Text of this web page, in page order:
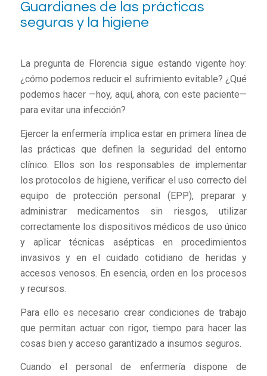
Guardianes de las prácticas
seguras y la higiene
La pregunta de Florencia sigue estando vigente hoy:
¿cómo podemos reducir el sufrimiento evitable? ¿Qué
podemos hacer —hoy, aquí, ahora, con este paciente—
para evitar una infección?
Ejercer la enfermería implica estar en primera línea de
las prácticas que definen la seguridad del entorno
clínico. Ellos son los responsables de implementar
los protocolos de higiene, verificar el uso correcto del
equipo de protección personal (EPP), preparar y
administrar medicamentos sin riesgos, utilizar
correctamente los dispositivos médicos de uso único
y aplicar técnicas asépticas en procedimientos
invasivos y en el cuidado cotidiano de heridas y
accesos venosos. En esencia, orden en los procesos
y recursos.
Para ello es necesario crear condiciones de trabajo
que permitan actuar con rigor, tiempo para hacer las
cosas bien y acceso garantizado a insumos seguros.
Cuando el personal de enfermería dispone de